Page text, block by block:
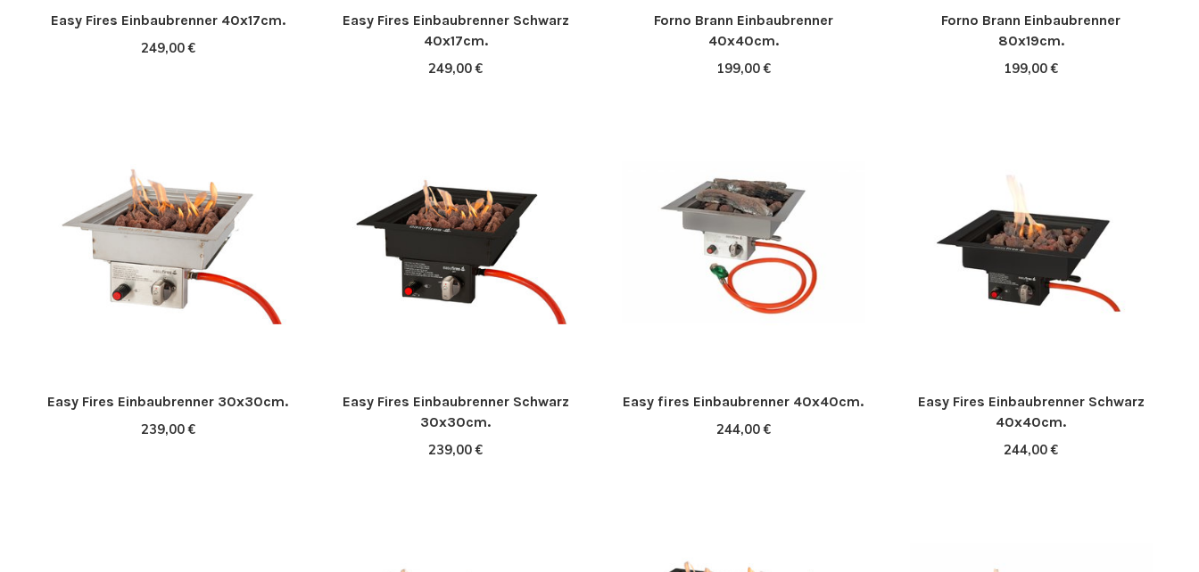
Easy Fires Einbaubrenner 40x17cm.
249,00 €
Easy Fires Einbaubrenner Schwarz
40x17cm.
249,00 €
Forno Brann Einbaubrenner
40x40cm.
199,00 €
Forno Brann Einbaubrenner
80x19cm.
199,00 €
Easy Fires Einbaubrenner 30x30cm.
239,00 €
Easy Fires Einbaubrenner Schwarz
30x30cm.
239,00 €
Easy fires Einbaubrenner 40x40cm.
244,00 €
Easy Fires Einbaubrenner Schwarz
40x40cm.
244,00 €